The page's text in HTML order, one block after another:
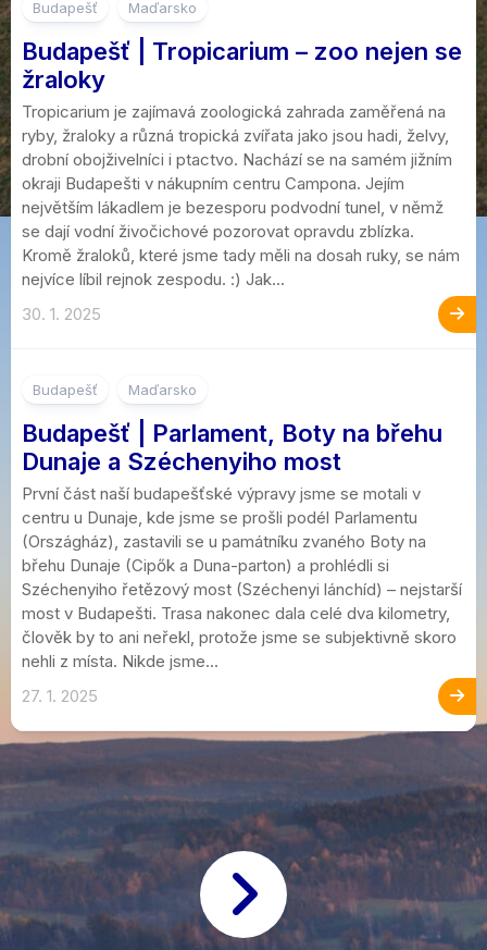
Budapešť Maďarsko
Budapešť | Tropicarium – zoo nejen se
žraloky
Tropicarium je zajímavá zoologická zahrada zaměřená na
ryby, žraloky a různá tropická zvířata jako jsou hadi, želvy,
drobní obojživelníci i ptactvo. Nachází se na samém jižním
okraji Budapešti v nákupním centru Campona. Jejím
největším lákadlem je bezesporu podvodní tunel, v němž
se dají vodní živočichové pozorovat opravdu zblízka.
Kromě žraloků, které jsme tady měli na dosah ruky, se nám
nejvíce líbil rejnok zespodu. :) Jak...
30. 1. 2025
Budapešť Maďarsko
Budapešť | Parlament, Boty na břehu
Dunaje a Széchenyiho most
První část naší budapešťské výpravy jsme se motali v
centru u Dunaje, kde jsme se prošli podél Parlamentu
(Országház), zastavili se u památníku zvaného Boty na
břehu Dunaje (Cipők a Duna-parton) a prohlédli si
Széchenyiho řetězový most (Széchenyi lánchíd) – nejstarší
most v Budapešti. Trasa nakonec dala celé dva kilometry,
člověk by to ani neřekl, protože jsme se subjektivně skoro
nehli z místa. Nikde jsme...
27. 1. 2025